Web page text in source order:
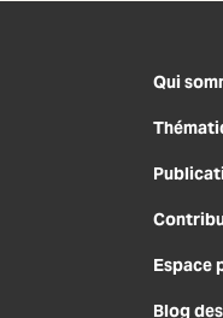
Qui
Espace
Blog